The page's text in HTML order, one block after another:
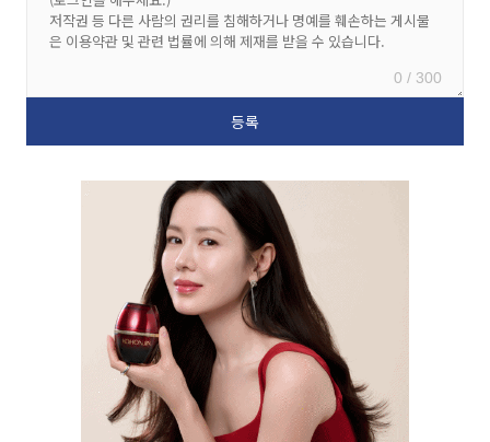
0 / 300